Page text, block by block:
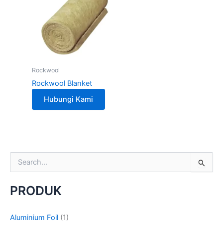
Rockwool
Rockwool Blanket
Hubungi Kami
e
f
PRODUK
Aluminium Foil (1)